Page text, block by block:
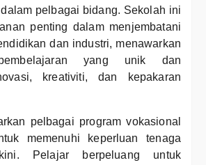
pelbagai bidang. Sekolah ini
penting dalam menjembatani
dan industri, menawarkan
yang unik dan
kreativiti, dan kepakaran
pelbagai program vokasional
memenuhi keperluan tenaga
Pelajar berpeluang untuk